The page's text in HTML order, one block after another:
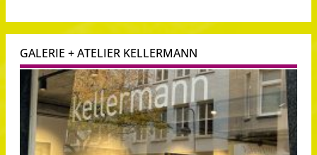
GALERIE + ATELIER KELLERMANN